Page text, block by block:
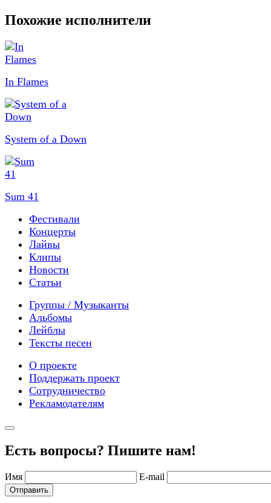
Похожие исполнители
In Flames
System of a Down
Sum 41
Фестивали
Концерты
Лайвы
Клипы
Новости
Статьи
Группы / Музыканты
Альбомы
Лейблы
Тексты песен
О проекте
Поддержать проект
Сотрудничество
Рекламодателям
Есть вопросы? Пишите нам!
Имя E-mail